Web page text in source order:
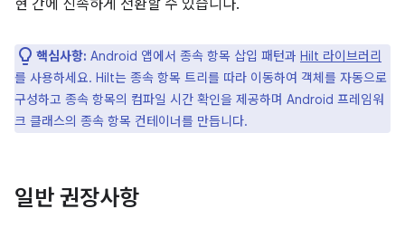
현 간에 신속하게 전환할 수 있습니다.
핵심사항: Android 앱에서 종속 항목 삽입 패턴과 Hilt 라이브러리
를 사용하세요. Hilt는 종속 항목 트리를 따라 이동하여 객체를 자동으로
구성하고 종속 항목의 컴파일 시간 확인을 제공하며 Android 프레임워
크 클래스의 종속 항목 컨테이너를 만듭니다.
일반 권장사항